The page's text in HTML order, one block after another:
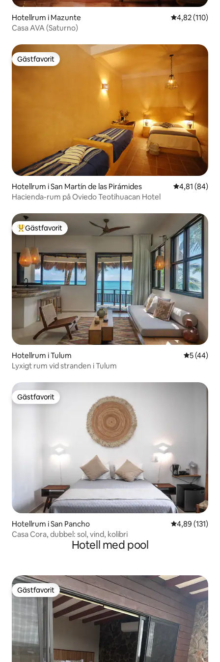
Hotellrum i Mazunte 4,82 av 5 i
4,82 (110)
Casa AVA (Saturno)
Gästfavorit
Gästfavorit
Hotellrum i San Martín de las Pirámides 4,81 av 5 i
4,81 (84)
Hacienda-rum på Oviedo Teotihuacan Hotel
Populär gästfavorit
Gästfavorit
Hotellrum i Tulum 5 av 5 i
5 (44)
Lyxigt rum vid stranden i Tulum
Gästfavorit
Gästfavorit
Hotellrum i San Pancho 4,89 av 5 i
4,89 (131)
Casa Cora, dubbel: sol, vind, kolibri
Hotell med pool
Gästfavorit
Gästfavorit